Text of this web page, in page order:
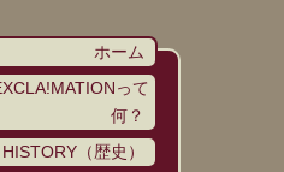
ホーム
って
何？
HISTORY（歴史）